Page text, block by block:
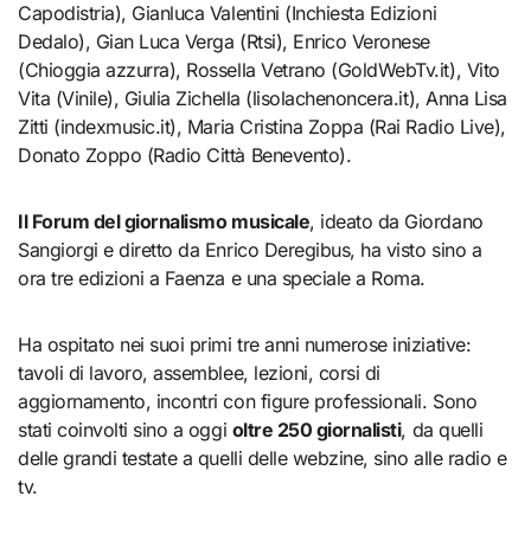
Capodistria), Gianluca Valentini (Inchiesta Edizioni
Dedalo), Gian Luca Verga (Rtsi), Enrico Veronese
(Chioggia azzurra), Rossella Vetrano (GoldWebTv.it), Vito
Vita (Vinile), Giulia Zichella (lisolachenoncera.it), Anna Lisa
Zitti (indexmusic.it), Maria Cristina Zoppa (Rai Radio Live),
Donato Zoppo (Radio Città Benevento).
Il Forum del giornalismo musicale, ideato da Giordano
Sangiorgi e diretto da Enrico Deregibus, ha visto sino a
ora tre edizioni a Faenza e una speciale a Roma.
Ha ospitato nei suoi primi tre anni numerose iniziative:
tavoli di lavoro, assemblee, lezioni, corsi di
aggiornamento, incontri con figure professionali. Sono
stati coinvolti sino a oggi oltre 250 giornalisti, da quelli
delle grandi testate a quelli delle webzine, sino alle radio e
tv.